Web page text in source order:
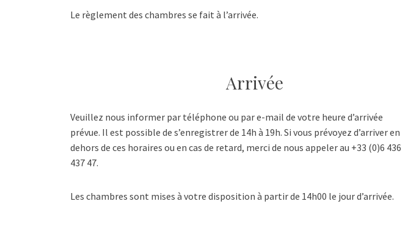
Le règlement des chambres se fait à l’arrivée.
Arrivée
Veuillez nous informer par téléphone ou par e-mail de votre heure d’arrivée
prévue. Il est possible de s’enregistrer de 14h à 19h. Si vous prévoyez d’arriver en
dehors de ces horaires ou en cas de retard, merci de nous appeler au +33 (0)6 436
437 47.
Les chambres sont mises à votre disposition à partir de 14h00 le jour d’arrivée.